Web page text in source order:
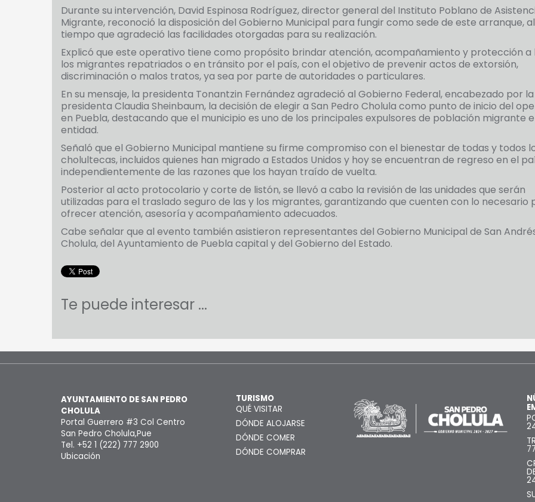
Durante su intervención, David Espinosa Rodríguez, director general del Instituto Poblano de
Migrante, reconoció la disposición del Gobierno Municipal para fungir como sede de este arranque, al
tiempo que agradeció las facilidades otorgadas para su realización.
Explicó que este operativo tiene como propósito brindar atención, acompañamiento y protección a
los migrantes repatriados o en tránsito por el país, con el objetivo de prevenir actos de extorsión,
discriminación o malos tratos, ya sea por parte de autoridades o particulares.
En su mensaje, la presidenta Tonantzin Fernández agradeció al Gobierno Federal, encabezado por la
presidenta Claudia Sheinbaum, la decisión de elegir a San Pedro Cholula como punto de inicio del
en Puebla, destacando que el municipio es uno de los principales expulsores de población migrante
entidad.
Señaló que el Gobierno Municipal mantiene su firme compromiso con el bienestar de todas y todos
cholultecas, incluidos quienes han migrado a Estados Unidos y hoy se encuentran de regreso en el
independientemente de las razones que los hayan traído de vuelta.
Posterior al acto protocolario y corte de listón, se llevó a cabo la revisión de las unidades que serán
utilizadas para el traslado seguro de las y los migrantes, garantizando que cuenten con lo necesario
ofrecer atención, asesoría y acompañamiento adecuados.
Cabe señalar que al evento también asistieron representantes del Gobierno Municipal de San
Cholula, del Ayuntamiento de Puebla capital y del Gobierno del Estado.
Te puede interesar ...
AYUNTAMIENTO DE SAN PEDRO
CHOLULA
Portal Guerrero #3 Col Centro
San Pedro Cholula,Pue
Tel. +52 1 (222) 777 2900
Ubicación
TURISMO
QUÉ VISITAR
DÓNDE ALOJARSE
DÓNDE COMER
DÓNDE COMPRAR